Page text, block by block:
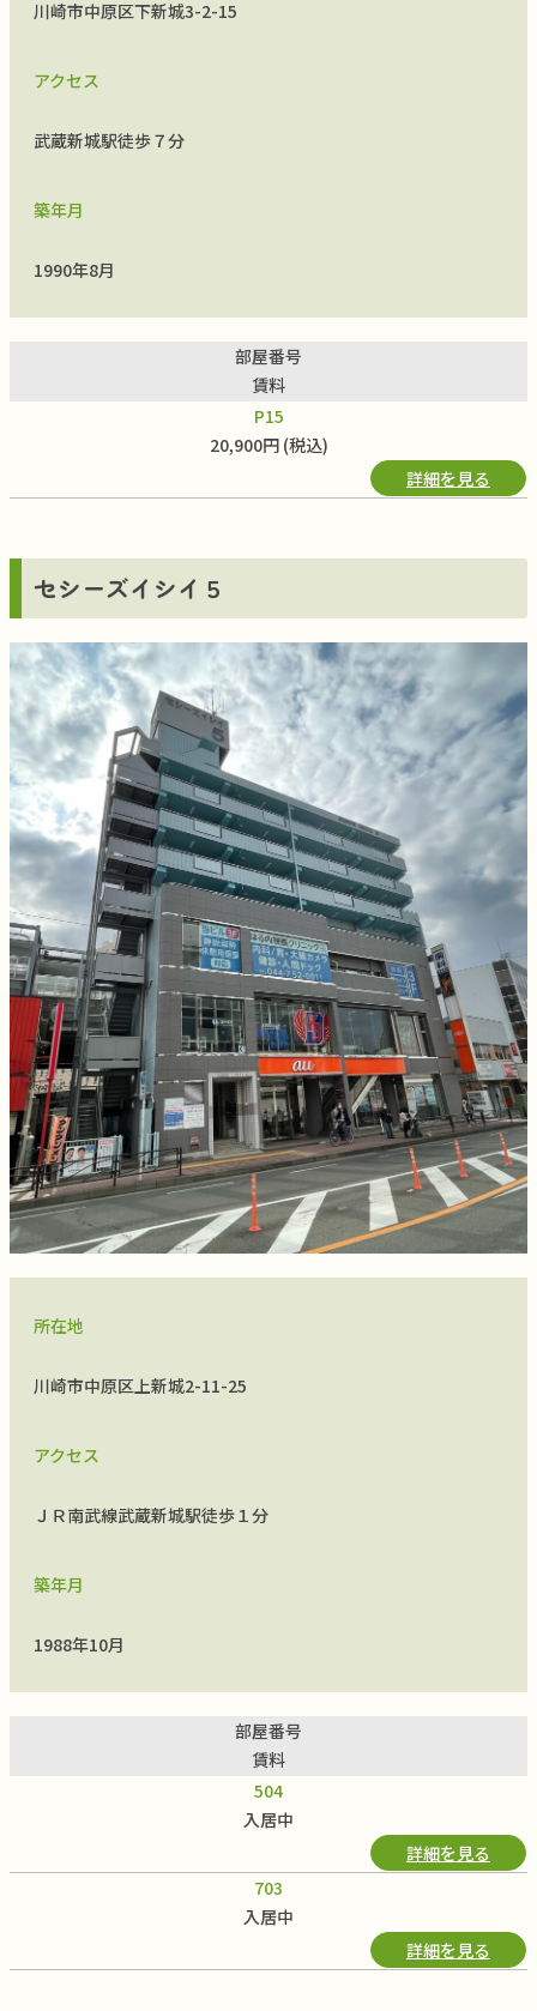
川崎市中原区下新城3-2-15
アクセス
武蔵新城駅徒歩７分
築年月
1990年8月
部屋番号
賃料
P15
20,900円 (税込)
詳細を見る
セシーズイシイ５
所在地
川崎市中原区上新城2-11-25
アクセス
ＪＲ南武線武蔵新城駅徒歩１分
築年月
1988年10月
部屋番号
賃料
504
入居中
詳細を見る
703
入居中
詳細を見る